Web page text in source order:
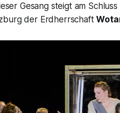
Gesang steigt am
der Erdherrschaft